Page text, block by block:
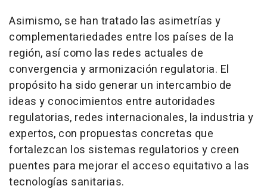
Asimismo, se han tratado las asimetrías y
complementariedades entre los países de la
región, así como las redes actuales de
convergencia y armonización regulatoria. El
propósito ha sido generar un intercambio de
ideas y conocimientos entre autoridades
regulatorias, redes internacionales, la industria y
expertos, con propuestas concretas que
fortalezcan los sistemas regulatorios y creen
puentes para mejorar el acceso equitativo a las
tecnologías sanitarias.